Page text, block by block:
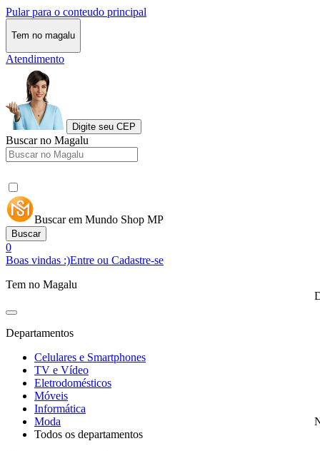
Pular para o conteudo principal
Tem no magalu
Atendimento
Digite seu CEP
Buscar no Magalu
Buscar em Mundo Shop MP
Buscar
0
Boas vindas :)Entre ou Cadastre-se
Tem no Magalu
Departamentos
Celulares e Smartphones
TV e Vídeo
Eletrodomésticos
Móveis
Informática
Moda
Todos os departamentos